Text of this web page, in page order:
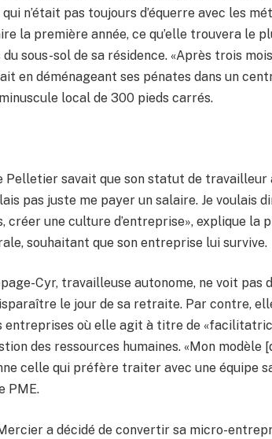
n’était pas toujours d’équerre avec les
la première année, ce qu’elle trouvera le
sous-sol de sa résidence. «Après trois
en déménageant ses pénates dans un
local de 300 pieds carrés.
Pelletier savait que son statut de travailleur
pas juste me payer un salaire. Je voulais
une culture d’entreprise», explique la
souhaitant que son entreprise lui survive.
Cyr, travailleuse autonome, ne voit pas
le jour de sa retraite. Par contre,
entreprises où elle agit à titre de
des ressources humaines. «Mon modèle
celle qui préfère traiter avec une équipe
PME.
a décidé de convertir sa micro-